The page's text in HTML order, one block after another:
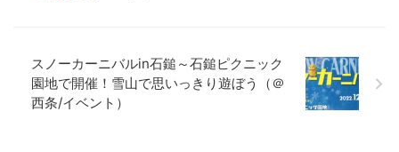
スノーカーニバルin石鎚～石鎚ピクニック
園地で開催！雪山で思いっきり遊ぼう（＠
西条/イベント）